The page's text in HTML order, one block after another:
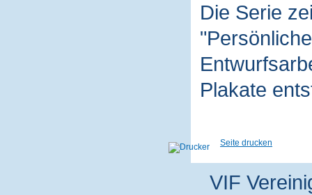
Die Serie
Plakate
Seite drucken
VIF